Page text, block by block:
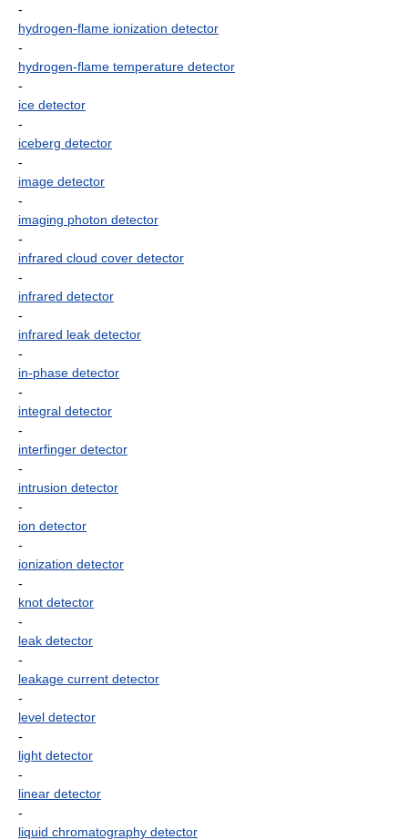
-
hydrogen-flame ionization detector
-
hydrogen-flame temperature detector
-
ice detector
-
iceberg detector
-
image detector
-
imaging photon detector
-
infrared cloud cover detector
-
infrared detector
-
infrared leak detector
-
in-phase detector
-
integral detector
-
interfinger detector
-
intrusion detector
-
ion detector
-
ionization detector
-
knot detector
-
leak detector
-
leakage current detector
-
level detector
-
light detector
-
linear detector
-
liquid chromatography detector